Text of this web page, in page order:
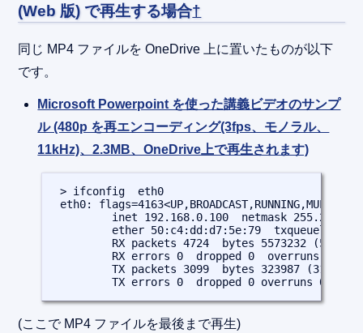
(Web 版) で再生する場合†
同じ MP4 ファイルを OneDrive 上に置いたものが以下
です。
Microsoft Powerpoint を使った講義ビデオのサンプ
ル (480p を再エンコーディング(3fps、モノラル、
11kHz)、2.3MB、OneDrive上で再生されます)
> ifconfig  eth0
eth0:
inet 192.168.0.100  netmask
ether 50:c4:dd:d7:5e:79  txqueuelen
RX packets 4724  bytes 5573232 (5.3
RX errors 0  dropped 0  overruns 0
TX packets 3099  bytes 323987 (316.3
TX errors 0  dropped 0 overruns 0
(ここで MP4 ファイルを最後まで再生)